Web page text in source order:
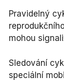
Pravidelný
mohou
Sledování
speciální